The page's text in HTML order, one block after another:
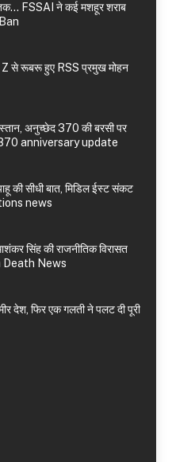
FSSAI ने कई मशहूर शराब
से रूबरू हुए RSS प्रमुख मोहन
अनुच्छेद 370 की बरसी पर
anniversary update
की सीधी बात, मिडिल ईस्ट संकट
news
सिंह की राजनीतिक विरासत
Death News
देश, फिर एक गलती ने पलट दी पूरी